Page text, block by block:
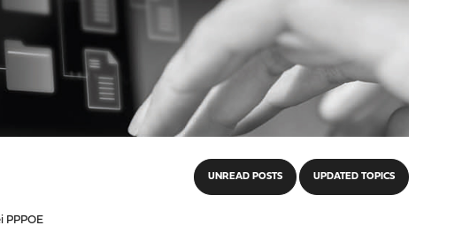
UNREAD POSTS UPDATED TOPICS
PPPOE